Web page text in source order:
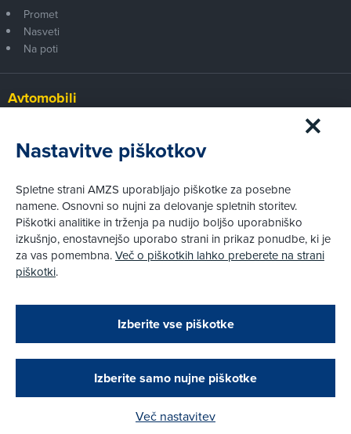
Zapri
Podarjamo vam 10 €!
Obstoječi in novi AMZS člani, ki boste v AMZS
opravili registracijo vozila, boste prejeli
vrednostno darilno kartico z dobroimetjem v višini
Kako do darila?
Promet
Nasveti
Na poti
Avtomobili
Prvi pogled
Za volanom
Tehnika
Pravni vidiki
Piškotki
Pravno obvestilo
Pri spletni včlanitvi so podprta naslednja plačilna sredstva:
Nastavitve piškotkov
Spletne strani AMZS uporabljajo piškotke za posebne
namene. Osnovni so nujni za delovanje spletnih storitev.
Piškotki analitike in trženja pa nudijo boljšo uporabniško
izkušnjo, enostavnejšo uporabo strani in prikaz ponudbe, ki je
za vas pomembna.Več o piškotkih lahko preberete na strani
piškotki.
Izberite vse piškotke
Izberite samo nujne piškotke
Več nastavitev